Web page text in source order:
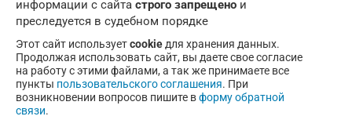
информации с сайта строго запрещено и
преследуется в судебном порядке
Этот сайт используетcookie для хранения данных.
Продолжая использовать сайт, вы даете свое согласие
на работу с этими файлами, а так же принимаете все
пункты пользовательского соглашения. При
возникновении вопросов пишите вформу обратной
связи.